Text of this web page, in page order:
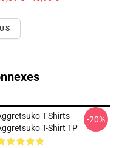
T-Shirts -
T-Shirt TP
-20%